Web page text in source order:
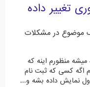
تغییر داده
موضوع در مشکلات
منظورم اینه که
میخوام اگه کسی که ثبت نام
نمایش داده بشه و...